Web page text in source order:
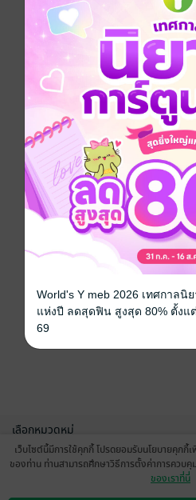
ขออภัยด้
ไม่พบข้อมูลในหัวข้อ
เลือกหมวดหมู่
บริการช่วยเหลือ
เว็บไซต์นี้มีการใช้คุกกี้ โปรดยอมรับนโยบายคุกกี้
ของท่าน ท่านสามารถศึกษาวิธีการตั้งค่าการควบ
ของเราที่นี่
World's Y meb 2026 เทศกาลนิ
แห่งปี ลดสุดฟิน สูงสุด 80% ตั้งแ
69